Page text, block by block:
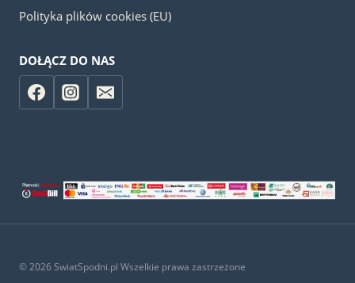
Polityka plików cookies (EU)
DOŁĄCZ DO NAS
© 2026 SwiatSpodni.pl Wszelkie prawa zastrzeżone